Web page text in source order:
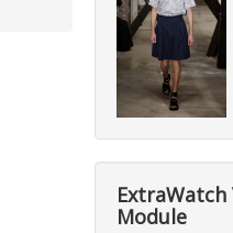
Module